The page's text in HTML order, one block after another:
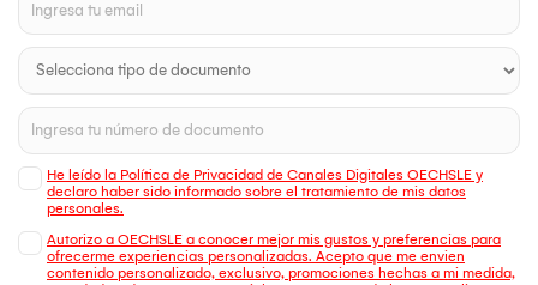
He leído la Política de Privacidad de Canales Digitales OECHSLE y
declaro haber sido informado sobre el tratamiento de mis datos
personales.
Autorizo a OECHSLE a conocer mejor mis gustos y preferencias para
ofrecerme experiencias personalizadas. Acepto que me envien
contenido personalizado, exclusivo, promociones hechas a mi medida,